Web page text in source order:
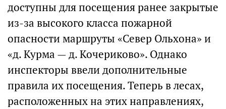
доступны для посещения ранее закрытые
из-за высокого класса пожарной
опасности маршруты «Север Ольхона» и
«д. Курма — д. Кочериково». Однако
инспекторы ввели дополнительные
правила их посещения. Теперь в лесах,
расположенных на этих направлениях,